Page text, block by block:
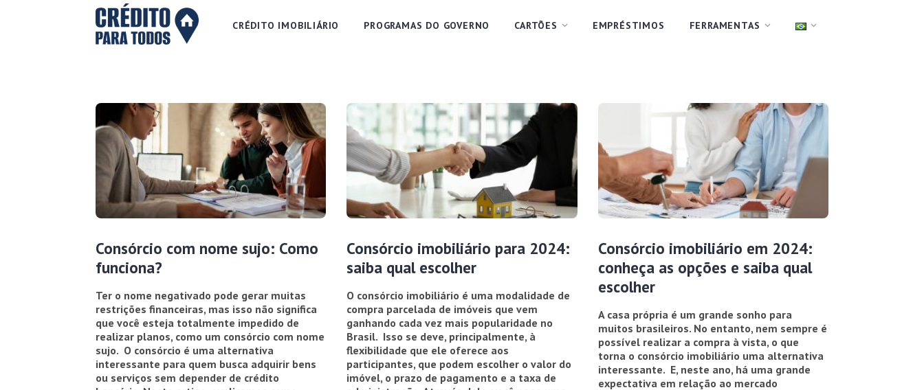
CRÉDITO IMOBILIÁRIO PROGRAMAS DO GOVERNO CARTÕES EMPRÉSTIMOS FERRAMENTAS
Consórcio com nome sujo: Como
funciona?
Ter o nome negativado pode gerar muitas
restrições financeiras, mas isso não significa
que você esteja totalmente impedido de
realizar planos, como um consórcio com nome
sujo. O consórcio é uma alternativa
interessante para quem busca adquirir bens
ou serviços sem depender de crédito
Consórcio imobiliário para 2024:
saiba qual escolher
O consórcio imobiliário é uma modalidade de
compra parcelada de imóveis que vem
ganhando cada vez mais popularidade no
Brasil. Isso se deve, principalmente, à
flexibilidade que ele oferece aos
participantes, que podem escolher o valor do
imóvel, o prazo de pagamento e a taxa de
Consórcio imobiliário em 2024:
conheça as opções e saiba qual
escolher
A casa própria é um grande sonho para
muitos brasileiros. No entanto, nem sempre é
possível realizar a compra à vista, o que
torna o consórcio imobiliário uma alternativa
interessante. E, neste ano, há uma grande
expectativa em relação ao mercado